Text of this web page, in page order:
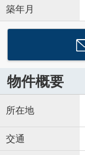
築年月
物件概要
所在地
交通